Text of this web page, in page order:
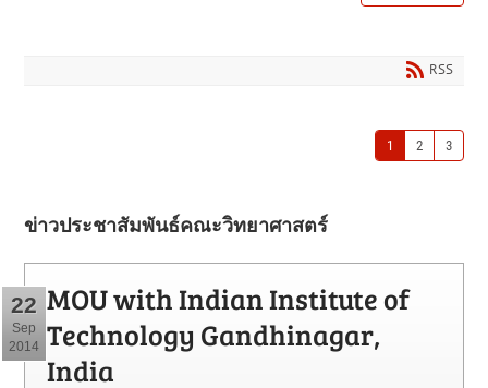
RSS
1 2 3
ข่าวประชาสัมพันธ์คณะวิทยาศาสตร์
22
Sep
2014
MOU with Indian Institute of
Technology Gandhinagar,
India